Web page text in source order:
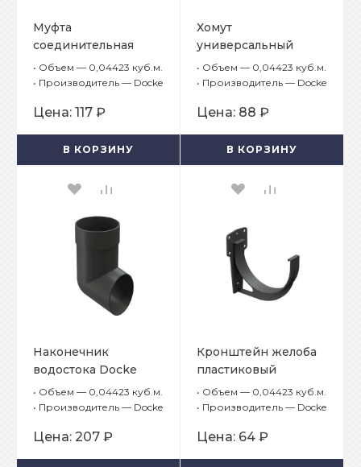
Муфта
соединительная
водостока Docke
Premium Графит
• Объем — 0,04423 куб.м.
• Производитель — Docke
Цена: 117 ₽
В КОРЗИНУ
Хомут
универсальный
водостока Docke
Premium Графит
• Объем — 0,04423 куб.м.
• Производитель — Docke
Цена: 88 ₽
В КОРЗИНУ
Наконечник
водостока Docke
Premium Графит
• Объем — 0,04423 куб.м.
• Производитель — Docke
Цена: 207 ₽
Кронштейн желоба
пластиковый
водостока Docke
Premium Графит
• Объем — 0,04423 куб.м.
• Производитель — Docke
Цена: 64 ₽